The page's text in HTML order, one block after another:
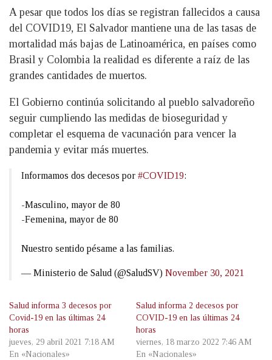
A pesar que todos los días se registran fallecidos a causa
del COVID19, El Salvador mantiene una de las tasas de
mortalidad más bajas de Latinoamérica, en países como
Brasil y Colombia la realidad es diferente a raíz de las
grandes cantidades de muertos.
El Gobierno continúa solicitando al pueblo salvadoreño
seguir cumpliendo las medidas de bioseguridad y
completar el esquema de vacunación para vencer la
pandemia y evitar más muertes.
Informamos dos decesos por #COVID19:
-Masculino, mayor de 80
-Femenina, mayor de 80
Nuestro sentido pésame a las familias.
— Ministerio de Salud (@SaludSV) November 30, 2021
Salud informa 3 decesos por
Covid-19 en las últimas 24
horas
jueves, 29 abril 2021 7:18 AM
En «Nacionales»
Salud informa 2 decesos por
COVID-19 en las últimas 24
horas
viernes, 18 marzo 2022 7:46 AM
En «Nacionales»